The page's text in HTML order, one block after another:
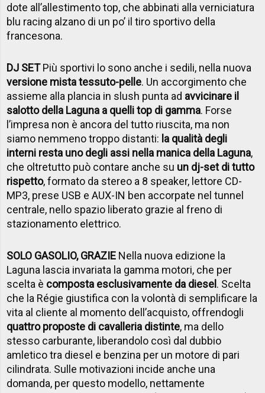
dote all’allestimento top, che abbinati alla verniciatura
blu racing alzano di un po’ il tiro sportivo della
francesona.
DJ SETPiù sportivi lo sono anche i sedili, nella nuova
versione mista tessuto-pelle. Un accorgimento che
assieme alla plancia in slush punta ad avvicinare il
salotto della Laguna a quelli top di gamma. Forse
l’impresa non è ancora del tutto riuscita, ma non
siamo nemmeno troppo distanti: la qualità degli
interni resta uno degli assi nella manica della Laguna,
che oltretutto può contare anche su un dj-set di tutto
rispetto, formato da stereo a 8 speaker, lettore CD-
MP3, prese USB e AUX-IN ben accorpate nel tunnel
centrale, nello spazio liberato grazie al freno di
stazionamento elettrico.
SOLO GASOLIO, GRAZIE Nella nuova edizione la
Laguna lascia invariata la gamma motori, che per
scelta è composta esclusivamente da diesel. Scelta
che la Régie giustifica con la volontà di semplificare la
vita al cliente al momento dell’acquisto, offrendogli
quattro proposte di cavalleria distinte, ma dello
stesso carburante, liberandolo così dal dubbio
amletico tra diesel e benzina per un motore di pari
cilindrata. Sulle motivazioni incide anche una
domanda, per questo modello, nettamente